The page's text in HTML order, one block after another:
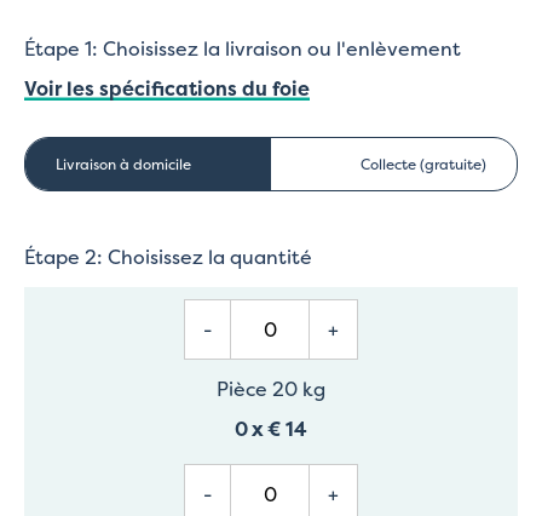
Étape 1: Choisissez la livraison ou l'enlèvement
Voir les spécifications du foie
Livraison à domicile Collecte (gratuite)
Étape 2: Choisissez la quantité
- +
Pièce 20 kg
0x€ 14
- +